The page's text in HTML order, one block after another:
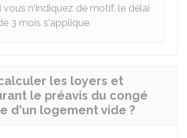
vous n'indiquez de motif, le délai
3 mois s'applique.
les loyers et
le préavis du congé
d'un logement vide ?